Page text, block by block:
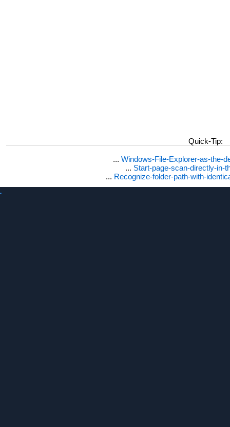
Quick-Tip:
... Windows-File-Explorer-as-the-
... Start-page-scan-directly-in-
... Recognize-folder-path-with-